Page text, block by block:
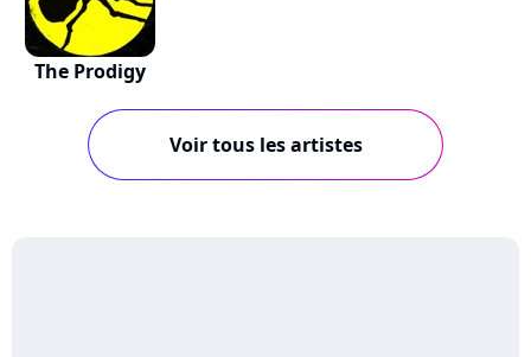
The Prodigy
Voir tous les artistes